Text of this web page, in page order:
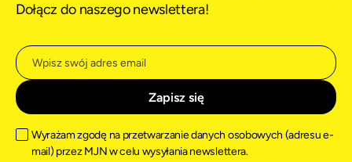
Dołącz do naszego newslettera!
Wyrażam zgodę na przetwarzanie danych osobowych (adresu e-
mail) przez MJN w celu wysyłania newslettera.